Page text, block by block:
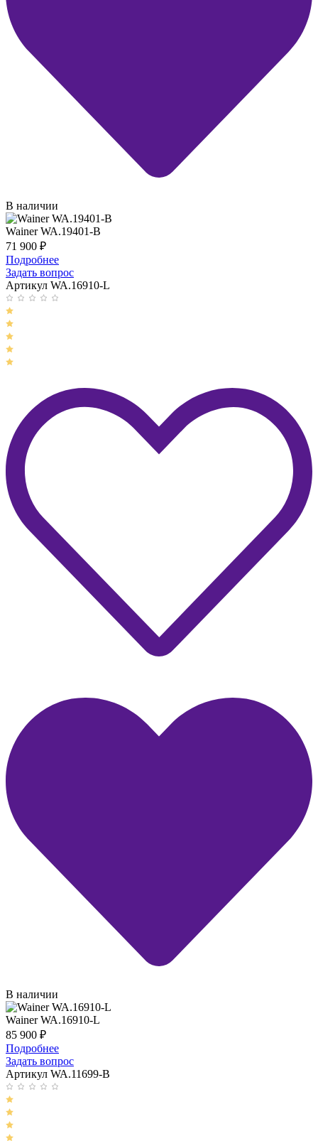
В наличии
Wainer WA.19401-B
71 900 ₽
Подробнее
Задать вопрос
Артикул WA.16910-L
В наличии
Wainer WA.16910-L
85 900 ₽
Подробнее
Задать вопрос
Артикул WA.11699-B